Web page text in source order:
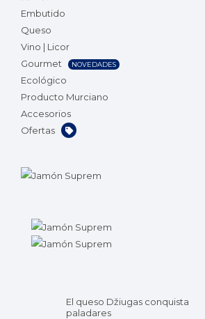
Embutido
Queso
Vino | Licor
Gourmet
NOVEDADES
Ecológico
Producto Murciano
Accesorios
Ofertas
El queso Džiugas conquista
paladares